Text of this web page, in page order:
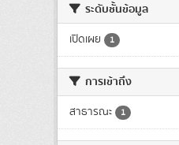
ระดับชั้นข้อมูล
เปิดเผย 1
การเข้าถึง
สาธารณะ 1